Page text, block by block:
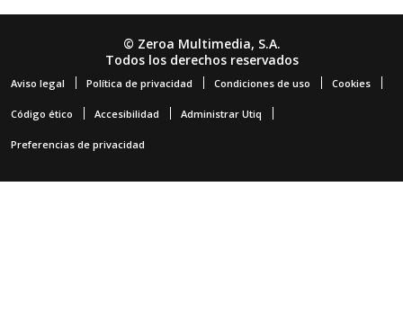
© Zeroa Multimedia, S.A.
Todos los derechos reservados
Aviso legal Política de privacidad Condiciones de uso Cookies
Código ético Accesibilidad Administrar Utiq
Preferencias de privacidad